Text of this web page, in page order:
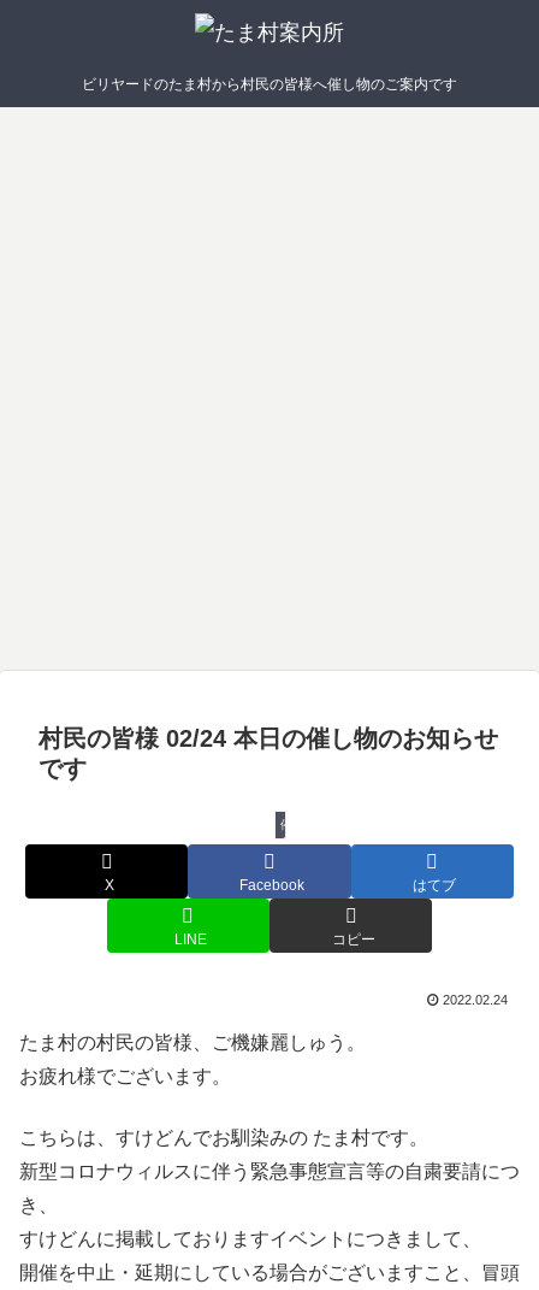
ビリヤードのたま村から村民の皆様へ催し物のご案内です
村民の皆様 02/24 本日の催し物のお知らせ
です
催し物
X Facebook はてブ
LINE コピー
2022.02.24
たま村の村民の皆様、ご機嫌麗しゅう。
お疲れ様でございます。
こちらは、すけどんでお馴染みの たま村です。
新型コロナウィルスに伴う緊急事態宣言等の自粛要請につ
き、
すけどんに掲載しておりますイベントにつきまして、
開催を中止・延期にしている場合がございますこと、冒頭